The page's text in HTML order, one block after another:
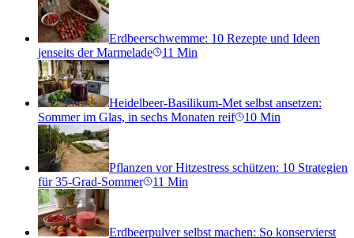
Erdbeerschwemme: 10 Rezepte und Ideen
jenseits der Marmelade
11 Min
Heidelbeer-Basilikum-Met selbst ansetzen:
Sommer im Glas, in sechs Monaten reif
10 Min
Pflanzen vor Hitzestress schützen: 10 Strategien
für 35-Grad-Sommer
11 Min
Erdbeerpulver selbst machen: So konservierst